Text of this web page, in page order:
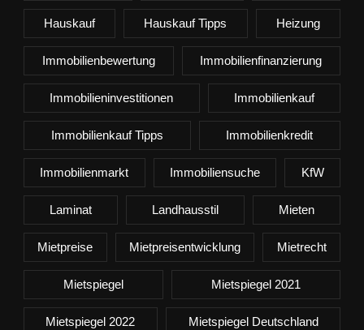
Hauskauf Hauskauf Tipps Heizung
Immobilienbewertung Immobilienfinanzierung
Immobilieninvestitionen Immobilienkauf
Immobilienkauf Tipps Immobilienkredit
Immobilienmarkt Immobiliensuche KfW
Laminat Landhausstil Mieten
Mietpreise Mietpreisentwicklung Mietrecht
Mietspiegel Mietspiegel 2021
Mietspiegel 2022 Mietspiegel Deutschland